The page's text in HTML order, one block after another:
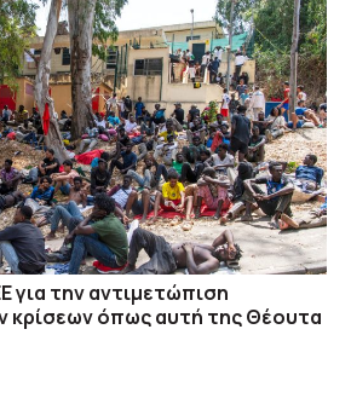
για την αντιμετώπιση
κρίσεων όπως αυτή της Θέουτα